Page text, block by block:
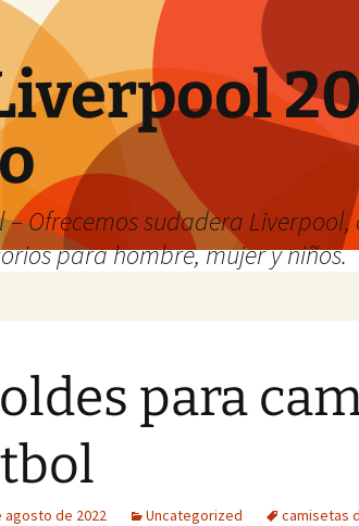
Ofrecemos sudadera
para hombre, mujer y niños.
para
agosto de 2022 Uncategorized camisetas